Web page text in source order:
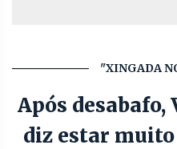
"XINGADA
Após
diz estar muito